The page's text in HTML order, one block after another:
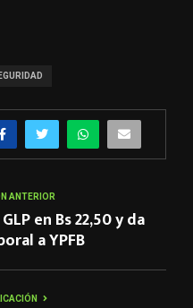
ANTERIOR
en Bs 22,50 y da
a YPFB